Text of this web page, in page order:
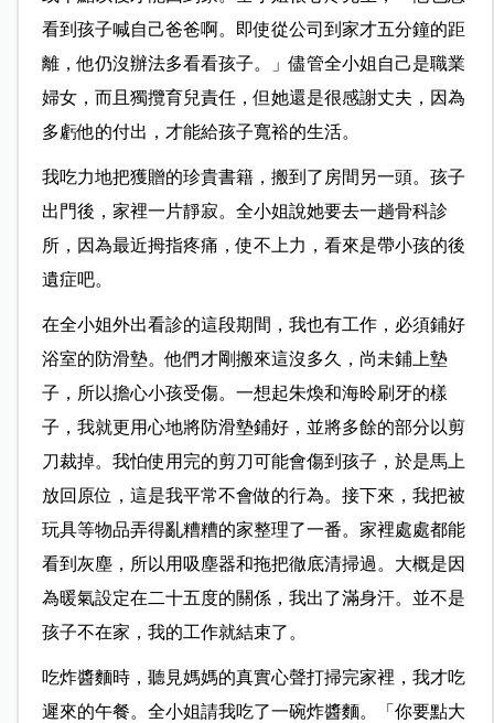
看到孩子喊自己爸爸啊。即使從公司到家才五分鐘的距
離，他仍沒辦法多看看孩子。」儘管全小姐自己是職業
婦女，而且獨攬育兒責任，但她還是很感謝丈夫，因為
多虧他的付出，才能給孩子寬裕的生活。
我吃力地把獲贈的珍貴書籍，搬到了房間另一頭。孩子
出門後，家裡一片靜寂。全小姐說她要去一趟骨科診
所，因為最近拇指疼痛，使不上力，看來是帶小孩的後
遺症吧。
在全小姐外出看診的這段期間，我也有工作，必須鋪好
浴室的防滑墊。他們才剛搬來這沒多久，尚未鋪上墊
子，所以擔心小孩受傷。一想起朱煥和海昤刷牙的樣
子，我就更用心地將防滑墊鋪好，並將多餘的部分以剪
刀裁掉。我怕使用完的剪刀可能會傷到孩子，於是馬上
放回原位，這是我平常不會做的行為。接下來，我把被
玩具等物品弄得亂糟糟的家整理了一番。家裡處處都能
看到灰塵，所以用吸塵器和拖把徹底清掃過。大概是因
為暖氣設定在二十五度的關係，我出了滿身汗。並不是
孩子不在家，我的工作就結束了。
吃炸醬麵時，聽見媽媽的真實心聲打掃完家裡，我才吃
遲來的午餐。全小姐請我吃了一碗炸醬麵。「你要點大